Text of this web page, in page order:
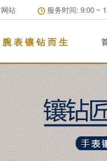
站 服务时间: 9:00 ~
腕 表 镶 钻 而 生